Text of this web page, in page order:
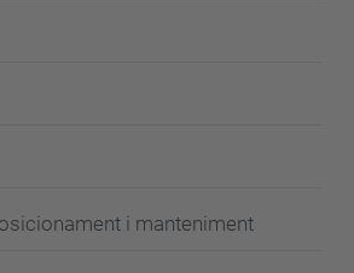
i manteniment